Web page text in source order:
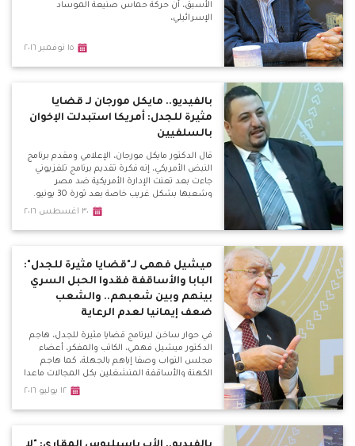
الأسبق، أن حركة حماس صنيعة الموساد
الإسرائيلي،
١٥ نوفمبر ٢٠١٦
بالفيديو.. مايكل مورجان لـ قضايا
مثيرة للجدل: أمريكا استبدلت الإخوان
بالسلفيين
قال الدكتور مايكل مورجان، الإعلامي ومقدم برنامج
النبض الأمريكي، إنه فكرة تقديم برنامج تلفزيوني
جاءت بعد تعنت الإدارة الأمريكية ضد مصر
وشعبها بشكل غريب خاصة بعد ثورة 30 يونيو.
٣٠ اغسطس ٢٠١٦
ميشيل فهمى لـ"قضايا مثيرة للجدل":
البابا والأساقفة فقدوا الحبل السري
بينهم وبين شعبهم.. والشعب
ضعف إيمانيا لعدم الرعاية
في حوار ساخن لبرنامج قضايا مثيرة للجدل، هاجم
الدكتور ميشيل فهمي، الكاتب والمفكر، أعضاء
مجلس النواب وصفا إياهم بالجهلة، كما هاجم
الكهنة والأساقفة المنشغلين بكل المجالات ماعدا
رعاية الشعب، وحذر من مؤامرة الفتنة بين
١٢ يوليو ٢٠١٦